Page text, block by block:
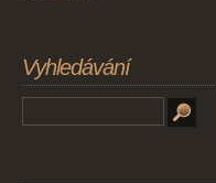
Vyhledávání